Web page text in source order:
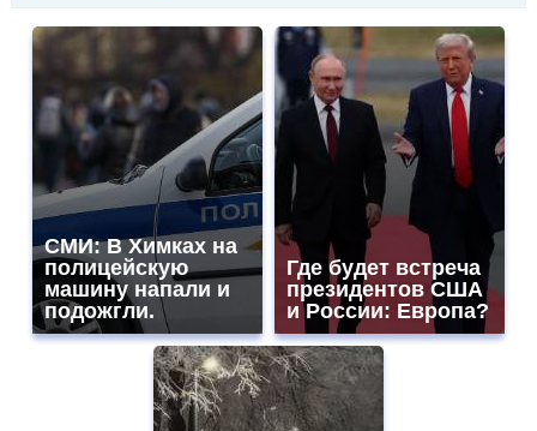
СМИ: В Химках на
полицейскую
машину напали и
подожгли.
Где будет встреча
президентов США
и России: Европа?